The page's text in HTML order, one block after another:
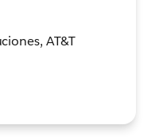
AT&T